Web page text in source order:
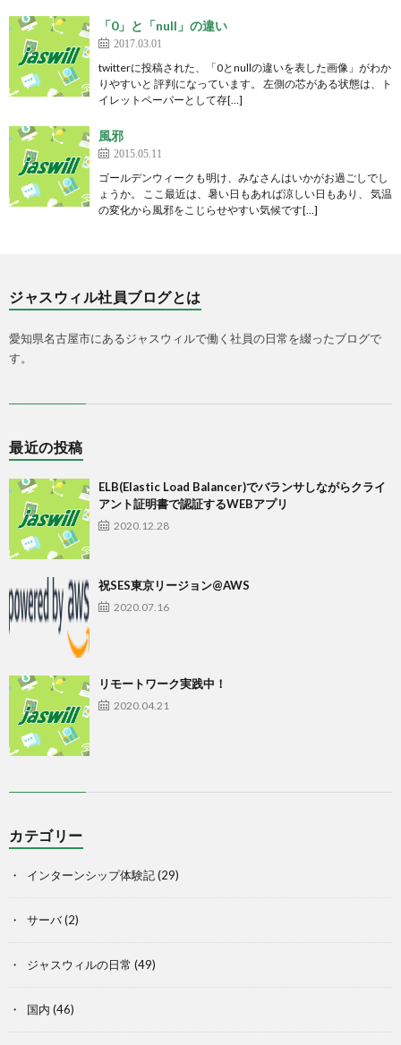
「0」と「null」の違い
2017.03.01
twitterに投稿された、「0とnullの違いを表した画像」がわか
りやすいと 評判になっています。 左側の芯がある状態は、ト
イレットペーパーとして存[…]
風邪
2015.05.11
ゴールデンウィークも明け、みなさんはいかがお過ごしでし
ょうか。 ここ最近は、暑い日もあれば涼しい日もあり、 気温
の変化から風邪をこじらせやすい気候です[…]
ジャスウィル社員ブログとは
愛知県名古屋市にあるジャスウィルで働く社員の日常を綴ったブログで
す。
最近の投稿
ELB(Elastic Load Balancer)でバランサしながらクライ
アント証明書で認証するWEBアプリ
2020.12.28
祝SES東京リージョン@AWS
2020.07.16
リモートワーク実践中！
2020.04.21
カテゴリー
インターンシップ体験記(29)
サーバ(2)
ジャスウィルの日常 (49)
国内 (46)